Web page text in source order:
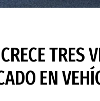
TRES
EN